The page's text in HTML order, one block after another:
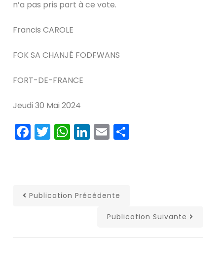
n’a pas pris part à ce vote.
Francis CAROLE
FOK SA CHANJÉ FODFWANS
FORT-DE-FRANCE
Jeudi 30 Mai 2024
Facebook
Twitter
WhatsApp
LinkedIn
Email
Publication Précédente
Publication Suivante